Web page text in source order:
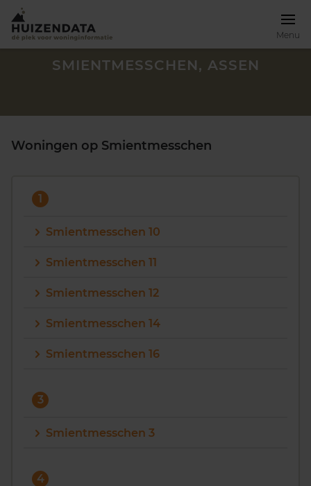
Menu
SMIENTMESSCHEN, ASSEN
Woningen op Smientmesschen
1
Smientmesschen 10
Smientmesschen 11
Smientmesschen 12
Smientmesschen 14
Smientmesschen 16
3
Smientmesschen 3
4